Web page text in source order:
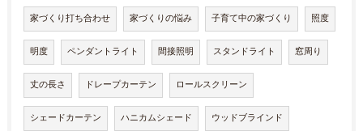
家づくり打ち合わせ 家づくりの悩み 子育て中の家づくり 照度
明度 ペンダントライト 間接照明 スタンドライト 窓周り
丈の長さ ドレープカーテン ロールスクリーン
シェードカーテン ハニカムシェード ウッドブラインド